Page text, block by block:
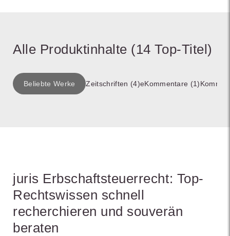
Alle Produktinhalte (14 Top-Titel)
Beliebte Werke Zeitschriften (4)eKommentare (1)
juris Erbschaftsteuerrecht: Top-
Rechtswissen schnell
recherchieren und souverän
beraten